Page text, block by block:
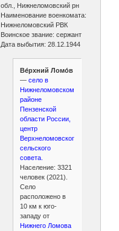
обл., Нижнеломовский рн
Наименование военкомата:
Нижнеломовский РВК
Воинское звание: сержант
Дата выбытия: 28.12.1944
Ве́рхний Ломо́в
— село в
Нижнеломовском
районе
Пензенской
области России,
центр
Верхнеломовского
сельского
совета.
Население: 3321
человек (2021).
Село
расположено в
10 км к юго-
западу от
Нижнего Ломова